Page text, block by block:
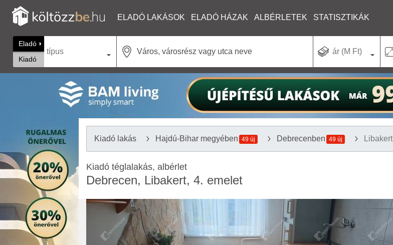
ELADÓ LAKÁSOK ELADÓ HÁZAK ALBÉRLETEK STATISZTIKÁK
Eladó
Kiadó
típus ár (M Ft)
Kiadó lakás Hajdú-Bihar megyében 49 új Debrecenben 49 új Libakert
Kiadó téglalakás, albérlet
Debrecen, Libakert, 4. emelet